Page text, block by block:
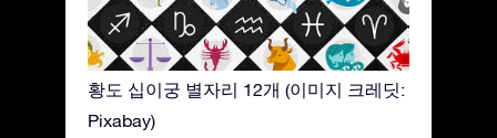
황도 십이궁 별자리 12개 (이미지 크레딧:
Pixabay)